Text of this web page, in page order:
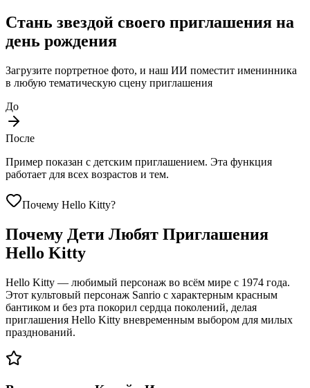
Стань звездой своего приглашения на
день рождения
Загрузите портретное фото, и наш ИИ поместит именинника
в любую тематическую сцену приглашения
До
После
Пример показан с детским приглашением. Эта функция
работает для всех возрастов и тем.
Почему Hello Kitty?
Почему Дети Любят Приглашения
Hello Kitty
Hello Kitty — любимый персонаж во всём мире с 1974 года.
Этот культовый персонаж Sanrio с характерным красным
бантиком и без рта покорил сердца поколений, делая
приглашения Hello Kitty вневременным выбором для милых
празднований.